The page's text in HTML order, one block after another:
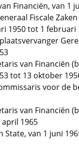
Financiën, van 1
Fiscale
1950 tot 1 februari
van Financiën
tot 13 oktober
voor de
van Financiën
1965
State, van 1 juni